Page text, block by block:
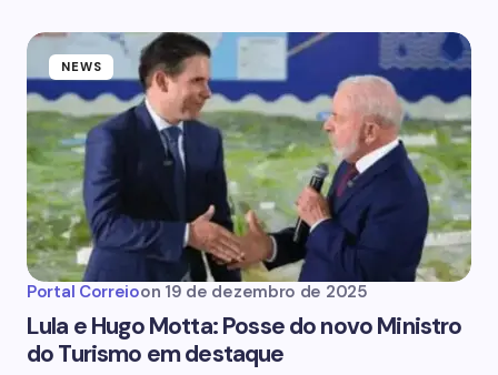
NEWS
Portal Correioon 19 de dezembro de 2025
Lula e Hugo Motta: Posse do novo Ministro
do Turismo em destaque